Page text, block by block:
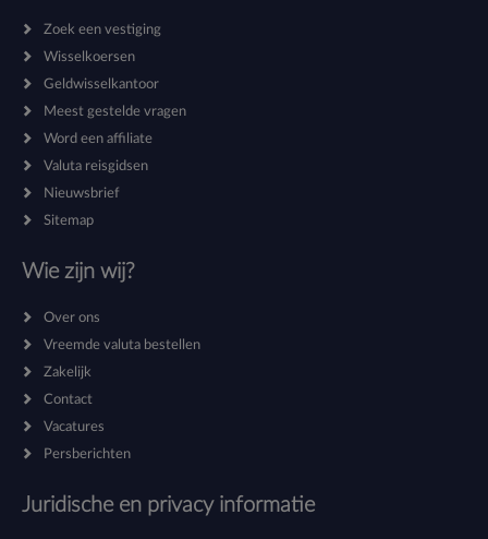
Zoek een vestiging
Wisselkoersen
Geldwisselkantoor
Meest gestelde vragen
Word een affiliate
Valuta reisgidsen
Nieuwsbrief
Sitemap
Wie zijn wij?
Over ons
Vreemde valuta bestellen
Zakelijk
Contact
Vacatures
Persberichten
Juridische en privacy informatie